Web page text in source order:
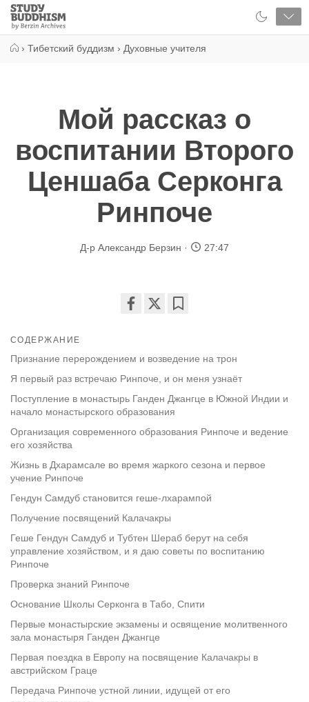
Close
Study
Buddhism
› Тибетский буддизм › Духовные учителя
Мой рассказ о
воспитании Второго
Ценшаба Серконга
Ринпоче
Д-р Александр Берзин 27:47
СОДЕРЖАНИЕ
Признание перерождением и возведение на трон
Я первый раз встречаю Ринпоче, и он меня узнаёт
Поступление в монастырь Ганден Джангце в Южной Индии и
начало монастырского образования
Организация современного образования Ринпоче и ведение
его хозяйства
Жизнь в Дхарамсале во время жаркого сезона и первое
учение Ринпоче
Гендун Самдуб становится геше-лхарампой
Получение посвящений Калачакры
Геше Гендун Самдуб и Тубтен Шераб берут на себя
управление хозяйством, и я даю советы по воспитанию
Ринпоче
Проверка знаний Ринпоче
Основание Школы Серконга в Табо, Спити
Первые монастырские экзамены и освящение молитвенного
зала монастыря Ганден Джангце
Первая поездка в Европу на посвящение Калачакры в
австрийском Граце
Передача Ринпоче устной линии, идущей от его